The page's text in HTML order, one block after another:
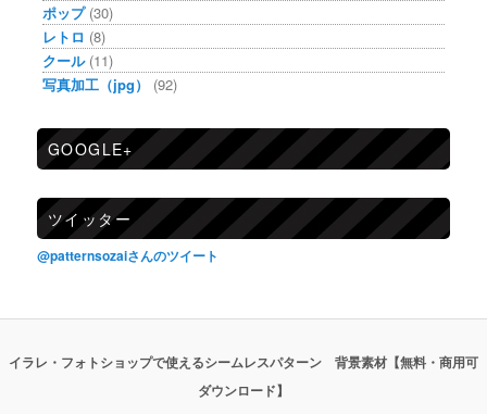
ポップ(30)
レトロ (8)
クール(11)
写真加工（jpg）
(92)
GOOGLE+
ツイッター
@patternsozaiさんのツイート
イラレ・フォトショップで使えるシームレスパターン 背景素材【無料・商用可
ダウンロード】